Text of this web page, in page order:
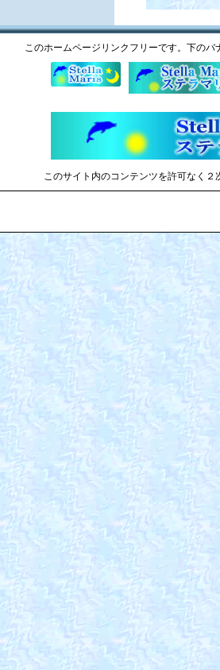
このホームページリンクフリーです。下の
このサイト内のコンテンツを許可なく